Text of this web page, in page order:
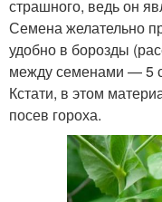
страшного, ведь он
Семена желательно
удобно в борозды
между семенами — 5
Кстати, в этом
посев гороха.